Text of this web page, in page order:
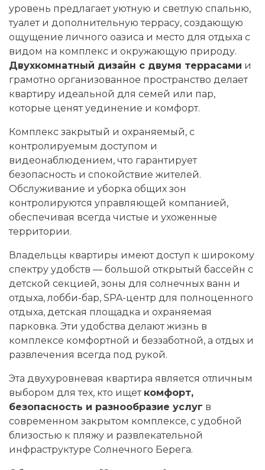
уровень предлагает уютную и светлую спальню,
туалет и дополнительную террасу, создающую
ощущение личного оазиса и место для отдыха с
видом на комплекс и окружающую природу.
Двухкомнатный дизайн с двумя террасами и
грамотно организованное пространство делает
квартиру идеальной для семей или пар,
которые ценят уединение и комфорт.
Комплекс закрытый и охраняемый, с
контролируемым доступом и
видеонаблюдением, что гарантирует
безопасность и спокойствие жителей.
Обслуживание и уборка общих зон
контролируются управляющей компанией,
обеспечивая всегда чистые и ухоженные
территории.
Владельцы квартиры имеют доступ к широкому
спектру удобств — большой открытый бассейн с
детской секцией, зоны для солнечных ванн и
отдыха, лобби-бар, SPA-центр для полноценного
отдыха, детская площадка и охраняемая
парковка. Эти удобства делают жизнь в
комплексе комфортной и беззаботной, а отдых и
развлечения всегда под рукой.
Эта двухуровневая квартира является отличным
выбором для тех, кто ищет комфорт,
безопасность и разнообразие услуг в
современном закрытом комплексе, с удобной
близостью к пляжу и развлекательной
инфраструктуре Солнечного Берега.